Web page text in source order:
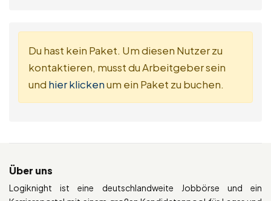
Du hast kein Paket. Um diesen Nutzer zu
kontaktieren, musst du Arbeitgeber sein
und hier klickenum ein Paket zu buchen.
Über uns
Logiknight ist eine deutschlandweite Jobbörse und ein